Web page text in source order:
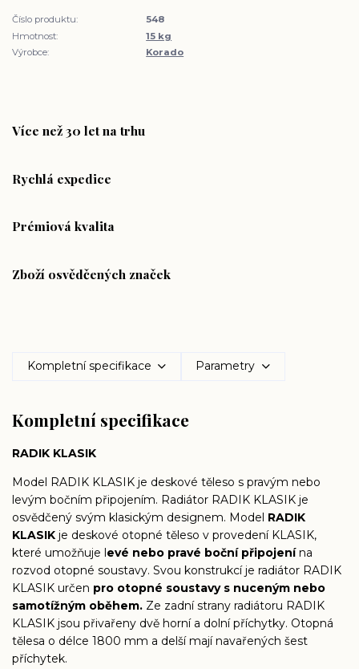
Číslo produktu:
548
Hmotnost:
15 kg
Výrobce:
Korado
Více než 30 let na trhu
Rychlá expedice
Prémiová kvalita
Zboží osvědčených značek
Kompletní specifikace Parametry
Kompletní specifikace
RADIK KLASIK
Model RADIK KLASIK je deskové těleso s pravým nebo
levým bočním připojením. Radiátor RADIK KLASIK je
osvědčený svým klasickým designem. Model RADIK
KLASIK je deskové otopné těleso v provedení KLASIK,
které umožňuje levé nebo pravé boční připojenína
rozvod otopné soustavy. Svou konstrukcí je radiátor RADIK
KLASIK určen pro otopné soustavy s nuceným nebo
samotížným oběhem. Ze zadní strany radiátoru RADIK
KLASIK jsou přivařeny dvě horní a dolní příchytky. Otopná
tělesa o délce 1800 mm a delší mají navařených šest
příchytek.